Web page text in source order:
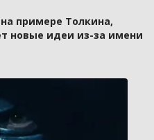
примере Толкина,
новые идеи из-за имени